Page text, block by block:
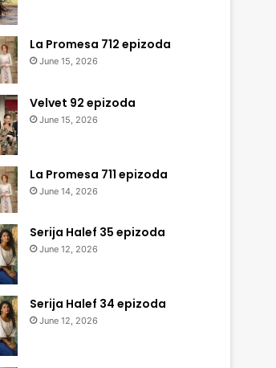
La Promesa 712 epizoda
June 15, 2026
Velvet 92 epizoda
June 15, 2026
La Promesa 711 epizoda
June 14, 2026
Serija Halef 35 epizoda
June 12, 2026
Serija Halef 34 epizoda
June 12, 2026